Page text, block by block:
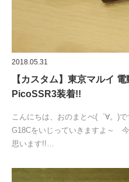
2018.05.31
【カスタム】東京マルイ
PicoSSR3装着!!
こんにちは、おのまとぺ(゜∀。)
G18Cをいじっていきますよ～
思います!!…